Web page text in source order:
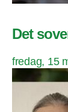
Det
fredag, 15